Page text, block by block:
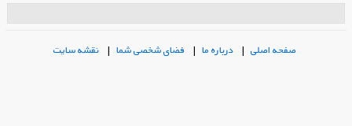
صفحه اصلی| درباره ما| فضای شخصی شما| نقشه سایت